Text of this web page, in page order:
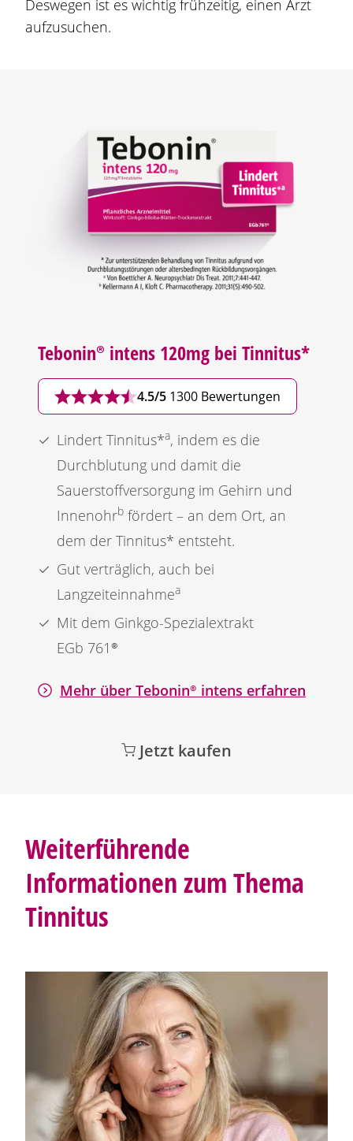
Deswegen ist es wichtig frühzeitig, einen Arzt
aufzusuchen.
Tebonin® intens 120mg bei Tinnitus*
4.5/5 1300 Bewertungen
Lindert Tinnitus*a, indem es die
Durchblutung und damit die
Sauerstoffversorgung im Gehirn und
Innenohrb fördert – an dem Ort, an
dem der Tinnitus* entsteht.
Gut verträglich, auch bei
Langzeiteinnahmea
Mit dem Ginkgo-Spezialextrakt
EGb 761®
Mehr über Tebonin® intens erfahren
Jetzt kaufen
Weiterführende
Informationen zum Thema
Tinnitus